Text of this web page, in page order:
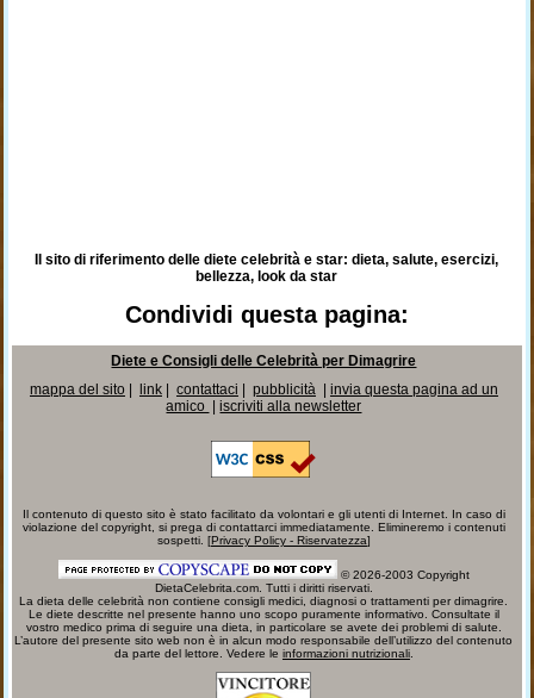
Il sito di riferimento delle diete celebrità e star: dieta, salute, esercizi,
bellezza, look da star
Condividi questa pagina:
Diete e Consigli delle Celebrità per Dimagrire
mappa del sito| link| contattaci pubblicità| invia questa pagina ad un
amico
|iscriviti alla newsletter
Il contenuto di questo sito è stato facilitato da volontari e gli utenti di Internet. In caso di
violazione del copyright, si prega di contattarci immediatamente. Elimineremo i contenuti
sospetti. [Privacy Policy - Riservatezza]
© 2026-2003 Copyright
DietaCelebrita.com. Tutti i diritti riservati.
La dieta delle celebrità non contiene consigli medici, diagnosi o trattamenti per dimagrire.
Le diete descritte nel presente hanno uno scopo puramente informativo. Consultate il
vostro medico prima di seguire una dieta, in particolare se avete dei problemi di salute.
L’autore del presente sito web non è in alcun modo responsabile dell’utilizzo del contenuto
da parte del lettore. Vedere le informazioni nutrizionali.